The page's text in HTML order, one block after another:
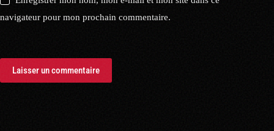
navigateur pour mon prochain commentaire.
Laisser un commentaire